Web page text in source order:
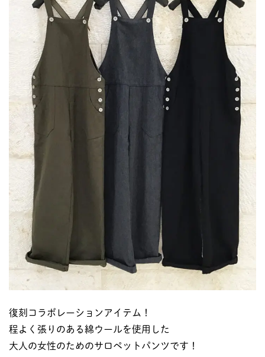
復刻コラボレーションアイテム！
程よく張りのある綿ウールを使用した
大人の女性のためのサロペットパンツです！